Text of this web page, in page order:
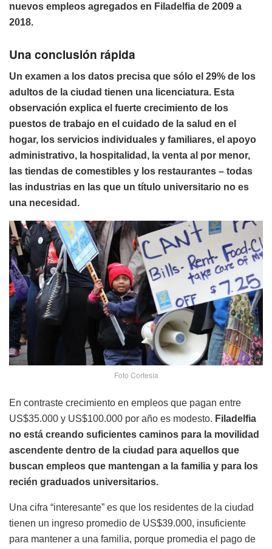
nuevos empleos agregados en Filadelfia de 2009 a
2018.
Una conclusión rápida
Un examen a los datos precisa que sólo el 29% de los
adultos de la ciudad tienen una licenciatura. Esta
observación explica el fuerte crecimiento de los
puestos de trabajo en el cuidado de la salud en el
hogar, los servicios individuales y familiares, el apoyo
administrativo, la hospitalidad, la venta al por menor,
las tiendas de comestibles y los restaurantes – todas
las industrias en las que un título universitario no es
una necesidad.
Foto Cortesía
En contraste crecimiento en empleos que pagan entre
US$35.000 y US$100.000 por año es modesto. Filadelfia
no está creando suficientes caminos para la movilidad
ascendente dentro de la ciudad para aquellos que
buscan empleos que mantengan a la familia y para los
recién graduados universitarios.
Una cifra “interesante” es que los residentes de la ciudad
tienen un ingreso promedio de US$39.000, insuficiente
para mantener a una familia, porque promedia el pago de